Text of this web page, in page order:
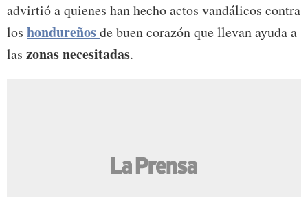
advirtió a quienes han hecho actos vandálicos contra
los hondureñosde buen corazón que llevan ayuda a
las zonas necesitadas.